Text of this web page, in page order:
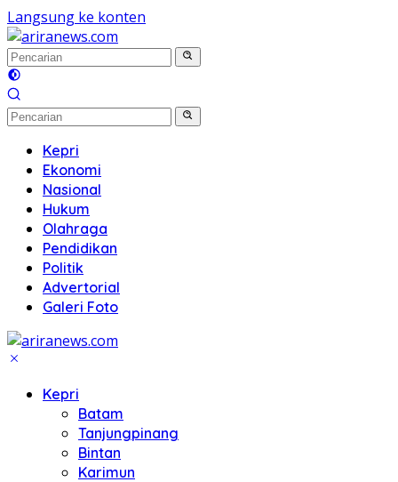
Langsung ke konten
Kepri
Ekonomi
Nasional
Hukum
Olahraga
Pendidikan
Politik
Advertorial
Galeri Foto
Kepri
Batam
Tanjungpinang
Bintan
Karimun